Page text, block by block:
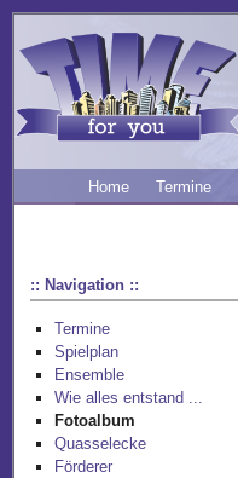
Home Termine
:: Navigation ::
Termine
Spielplan
Ensemble
Wie alles entstand ...
Fotoalbum
Quasselecke
Förderer